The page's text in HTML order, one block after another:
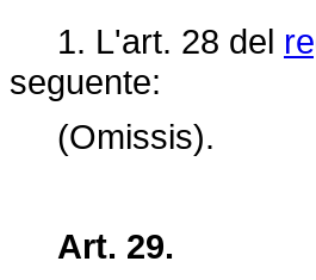
1. L'art. 28 del
seguente:
(Omissis).
Art. 29.